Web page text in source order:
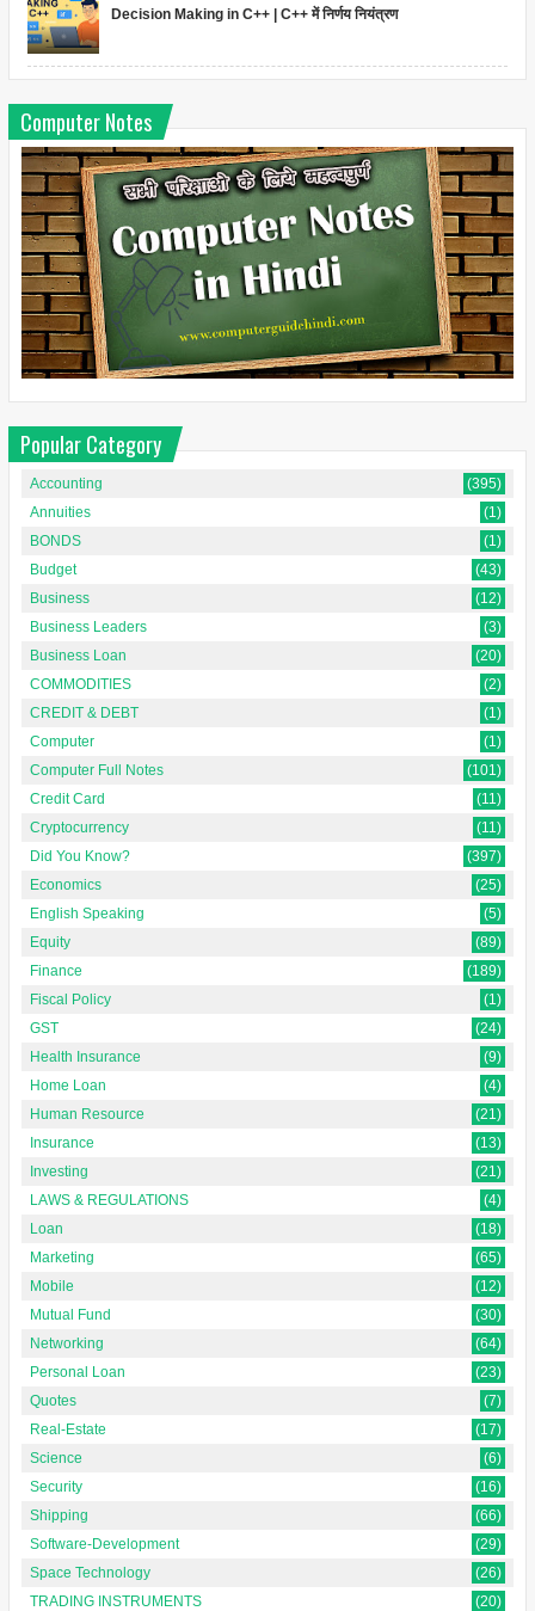
Decision Making in C++ | C++ में निर्णय नियंत्रण
Computer Notes
Popular Category
Accounting
(395)
Annuities
(1)
BONDS
(1)
Budget
(43)
Business
(12)
Business Leaders
(3)
Business Loan
(20)
COMMODITIES
(2)
CREDIT & DEBT
(1)
Computer
(1)
Computer Full Notes
(101)
Credit Card
(11)
Cryptocurrency
(11)
Did You Know?
(397)
Economics
(25)
English Speaking
(5)
Equity
(89)
Finance
(189)
Fiscal Policy
(1)
GST
(24)
Health Insurance
(9)
Home Loan
(4)
Human Resource
(21)
Insurance
(13)
Investing
(21)
LAWS & REGULATIONS
(4)
Loan
(18)
Marketing
(65)
Mobile
(12)
Mutual Fund
(30)
Networking
(64)
Personal Loan
(23)
Quotes
(7)
Real-Estate
(17)
Science
(6)
Security
(16)
Shipping
(66)
Software-Development
(29)
Space Technology
(26)
TRADING INSTRUMENTS
(20)